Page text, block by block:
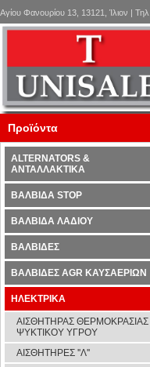
Αγίου Φανουρίου 13, 13121, Ίλιον | Τηλ.
Προϊόντα
ALTERNATORS &
ΑΝΤΑΛΛΑΚΤΙΚΑ
ΒΑΛΒΙΔΑ STOP
ΒΑΛΒΙΔΑ ΛΑΔΙΟΥ
ΒΑΛΒΙΔΕΣ
ΒΑΛΒΙΔΕΣ AGR ΚΑΥΣΑΕΡΙΩΝ
ΗΛΕΚΤΡΙΚΑ
ΑΙΣΘΗΤΗΡΑΣ ΘΕΡΜΟΚΡΑΣΙΑΣ
ΨΥΚΤΙΚΟΥ ΥΓΡΟΥ
ΑΙΣΘΗΤΗΡΕΣ ''Λ''